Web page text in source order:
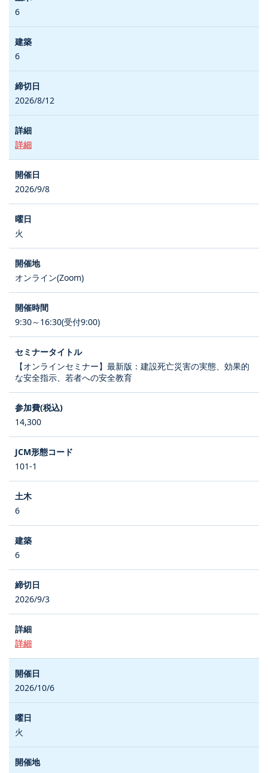
6
6
2026/8/12
詳細
2026/9/8
火
オンライン(Zoom)
9:30～16:30(受付9:00)
【オンラインセミナー】最新版：建設死亡災害の実態、効果的
な安全指示、若者への安全教育
14,300
101-1
6
6
2026/9/3
詳細
2026/10/6
火